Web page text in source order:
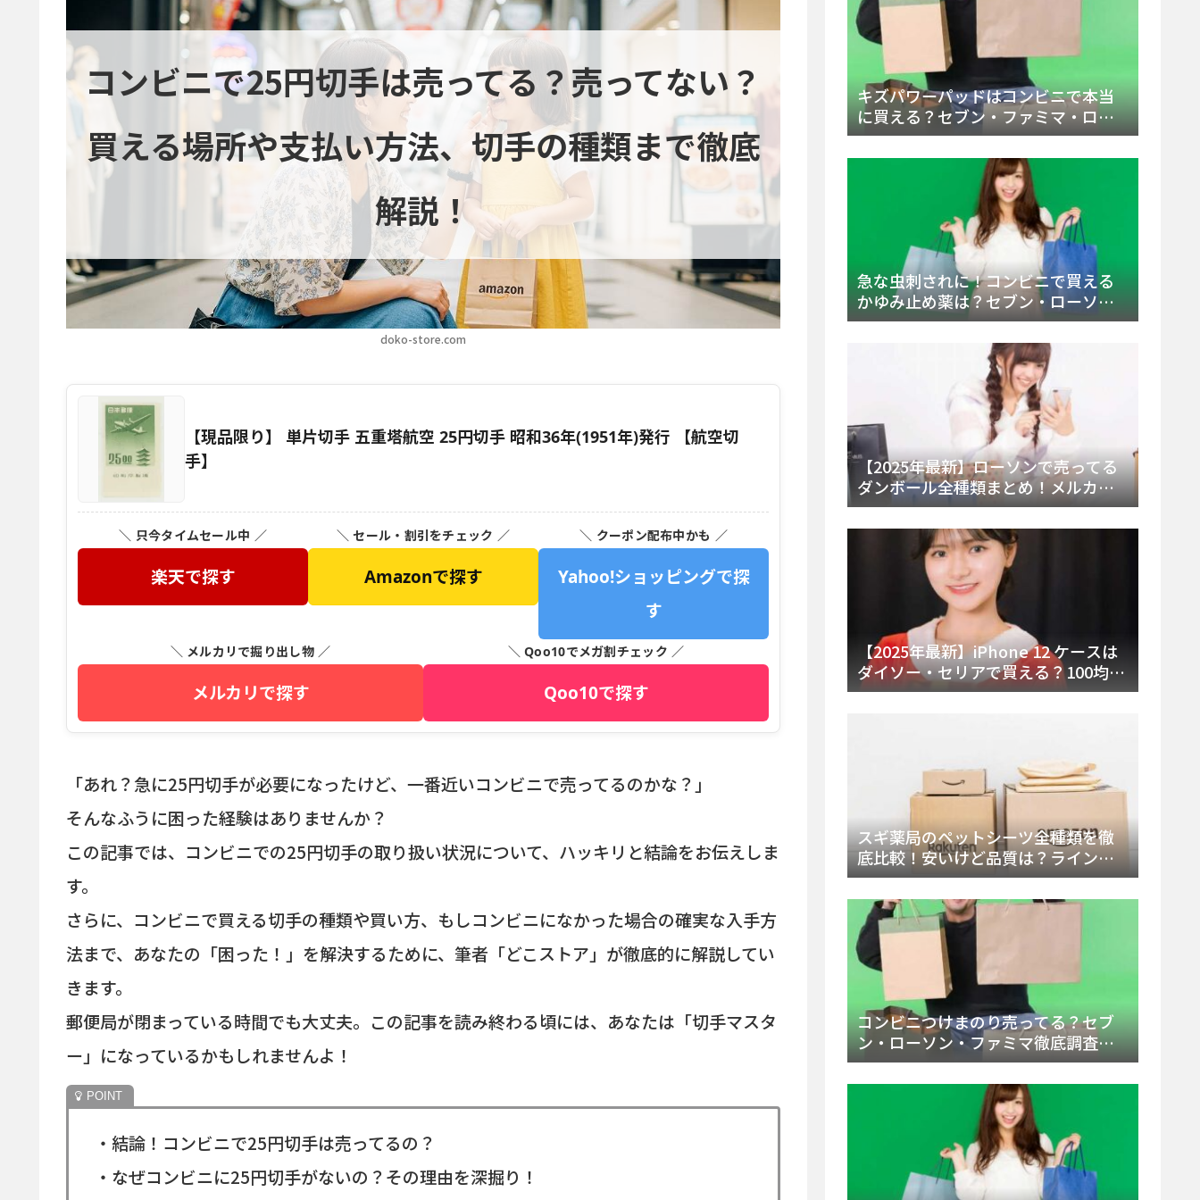
doko-store.com
コンビニで25円切手は売ってる？売ってない？
買える場所や支払い方法、切手の種類まで徹底
解説！
【現品限り】 単片切手 五重塔航空 25円切手 昭和36年(1951年)発行 【航空切
手】
＼ 只今タイムセール中 ／
楽天で探す
＼ セール・割引をチェック ／
Amazonで探す
＼ クーポン配布中かも ／
Yahoo!ショッピングで探
す
＼ メルカリで掘り出し物 ／
メルカリで探す
＼ Qoo10でメガ割チェック ／
Qoo10で探す
「あれ？急に25円切手が必要になったけど、一番近いコンビニで売ってるのかな？」
そんなふうに困った経験はありませんか？
この記事では、コンビニでの25円切手の取り扱い状況について、ハッキリと結論をお伝えしま
す。
さらに、コンビニで買える切手の種類や買い方、もしコンビニになかった場合の確実な入手方
法まで、あなたの「困った！」を解決するために、筆者「どこストア」が徹底的に解説してい
きます。
郵便局が閉まっている時間でも大丈夫。この記事を読み終わる頃には、あなたは「切手マスタ
ー」になっているかもしれませんよ！
・結論！コンビニで25円切手は売ってるの？
・なぜコンビニに25円切手がないの？その理由を深掘り！
キズパワーパッドはコンビニで本当
に買える？セブン・ファミマ・ロー
ソン徹底調査＆値段と種類別販売場
所まとめ
急な虫刺されに！コンビニで買える
かゆみ止め薬は？セブン・ローソ
ン・ファミマの販売状況と定番商品
【2025年最新】ローソンで売ってる
ダンボール全種類まとめ！メルカリ
便・ゆうパック対応サイズと価格を
徹底解説
【2025年最新】iPhone 12 ケースは
ダイソー・セリアで買える？100均の
在庫状況と失敗しない選び方を徹底
スギ薬局のペットシーツ全種類を徹
底比較！安いけど品質は？ラインナ
ップと販売店（Amazon・楽天含む）
をチェック
コンビニつけまのり売ってる？セブ
ン・ローソン・ファミマ徹底調査！
ドンキや薬局、Amazon楽天で買う方
法まとめ